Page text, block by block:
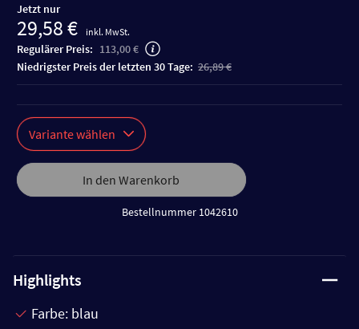
Jetzt nur
29,58 € inkl. MwSt.
Regulärer Preis: 113,00 €
niedrigster Preis der letzten 30 Tage: 26,89 €
Variante wählen
In den Warenkorb
Bestellnummer 1042610
Highlights
Farbe: blau